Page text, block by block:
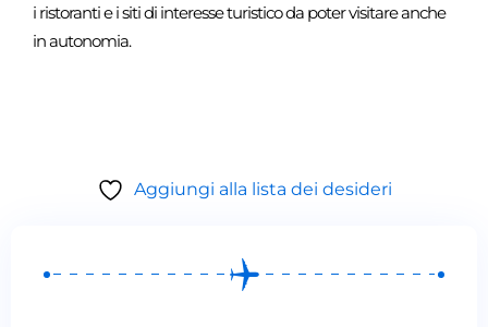
i ristoranti e i siti di interesse turistico da poter visitare anche
in autonomia.
Aggiungi alla lista dei desideri